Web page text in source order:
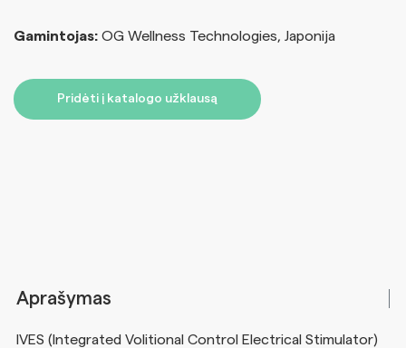
Gamintojas: OG Wellness Technologies, Japonija
Pridėti į katalogo užklausą
Aprašymas
IVES (Integrated Volitional Control Electrical Stimulator)